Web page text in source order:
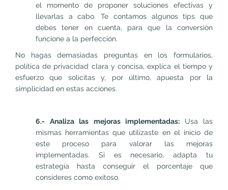
el momento de proponer soluciones efectivas y
llevarlas a cabo. Te contamos algunos tips que
debes tener en cuenta, para que la conversión
funcione a la perfección.
No hagas demasiadas preguntas en los formularios,
política de privacidad clara y concisa, explica el tiempo y
esfuerzo que solicitas y, por último, apuesta por la
simplicidad en estas acciones.
6.- Analiza las mejoras implementadas: Usa las
mismas herramientas que utilizaste en el inicio de
este proceso para valorar las mejoras
implementadas. Si es necesario, adapta tu
estrategia hasta conseguir el porcentaje que
consideres como exitoso.